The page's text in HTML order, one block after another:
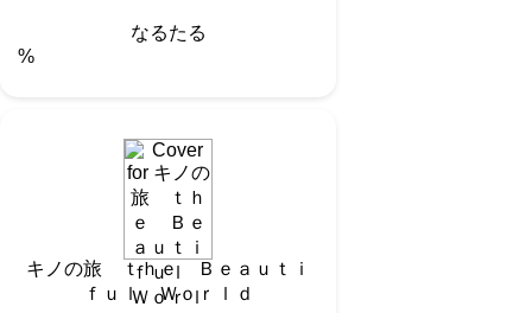
なるたる
%
キノの旅 ｔｈｅ Ｂｅａｕｔｉ
ｆｕｌ Ｗｏｒｌｄ